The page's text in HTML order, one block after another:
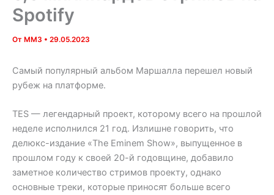
Spotify
От MM3 • 29.05.2023
Самый популярный альбом Маршалла перешел новый
рубеж на платформе.
TES — легендарный проект, которому всего на прошлой
неделе исполнился 21 год. Излишне говорить, что
делюкс-издание «The Eminem Show», выпущенное в
прошлом году к своей 20-й годовщине, добавило
заметное количество стримов проекту, однако
основные треки, которые приносят больше всего